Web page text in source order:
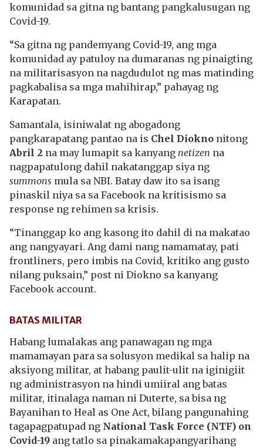
komunidad sa gitna ng bantang pangkalusugan ng
Covid-19.
“Sa gitna ng pandemyang Covid-19, ang mga
komunidad ay patuloy na dumaranas ng pinaigting
na militarisasyon na nagdudulot ng mas matinding
pagkabalisa sa mga mahihirap,” pahayag ng
Karapatan.
Samantala, isiniwalat ng abogadong
pangkarapatang pantao na is Chel Diokno nitong
Abril 2 na may lumapit sa kanyang netizen na
nagpapatulong dahil nakatanggap siya ng
summons mula sa NBI. Batay daw ito sa isang
pinaskil niya sa sa Facebook na kritisismo sa
response ng rehimen sa krisis.
“Tinanggap ko ang kasong ito dahil di na makatao
ang nangyayari. Ang dami nang namamatay, pati
frontliners, pero imbis na Covid, kritiko ang gusto
nilang puksain,” post ni Diokno sa kanyang
Facebook account.
BATAS MILITAR
Habang lumalakas ang panawagan ng mga
mamamayan para sa solusyon medikal sa halip na
aksiyong militar, at habang paulit-ulit na iginigiit
ng administrasyon na hindi umiiral ang batas
militar, itinalaga naman ni Duterte, sa bisa ng
Bayanihan to Heal as One Act, bilang pangunahing
tagapagpatupad ng National Task Force (NTF) on
Covid-19 ang tatlo sa pinakamakapangyarihang